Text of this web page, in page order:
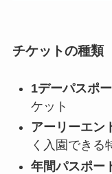
チケットの種類
1デーパスポ
ケット
アーリーエン
く入園できる
年間パスポー